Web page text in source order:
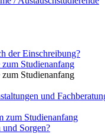
der Einschreibung?
Studienanfang
Studienanfang
und
zum Studienanfang
Sorgen?